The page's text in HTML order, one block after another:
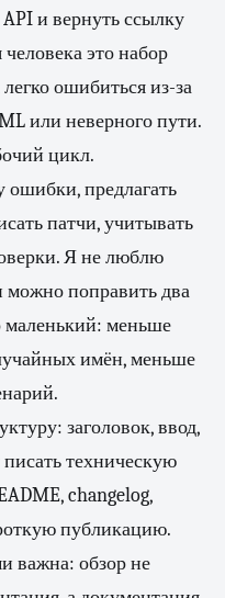
и вернуть ссылку
это набор
ошибиться из-за
или неверного пути.
цикл.
ошибки, предлагать
патчи, учитывать
Я не люблю
можно поправить два
меньше
имён, меньше
заголовок, ввод,
техническую
changelog,
публикацию.
важна: обзор не